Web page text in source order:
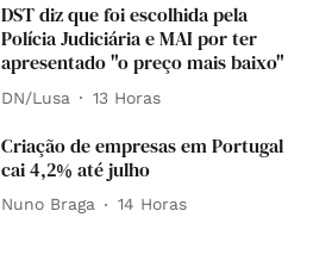
DST diz que foi escolhida pela
Polícia Judiciária e MAI por ter
apresentado "o preço mais baixo"
DN/Lusa 13 Horas
Criação de empresas em Portugal
cai 4,2% até julho
Nuno Braga 14 Horas